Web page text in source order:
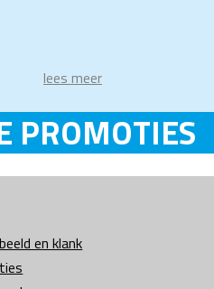
lees meer
PROMOTIES
en klank